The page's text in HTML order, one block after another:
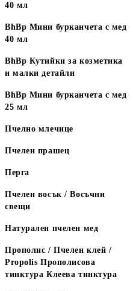
40 мл
BhBp Мини бурканчета с мед
40 мл
BhBp Кутийки за козметика
и малки детайли
BhBp Мини бурканчета с мед
25 мл
Пчелно млечице
Пчелен прашец
Перга
Пчелен восък / Восъчни
свещи
Натурален пчелен мед
Прополис / Пчелен клей /
Propolis Прополисова
тинктура Клеева тинктура